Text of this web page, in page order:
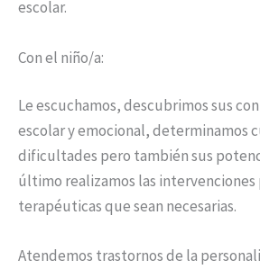
escolar.
Con el niño/a:
Le escuchamos, descubrimos sus
escolar y emocional, determinamos
dificultades pero también sus
último realizamos las intervenciones
terapéuticas que sean necesarias.
Atendemos trastornos de la